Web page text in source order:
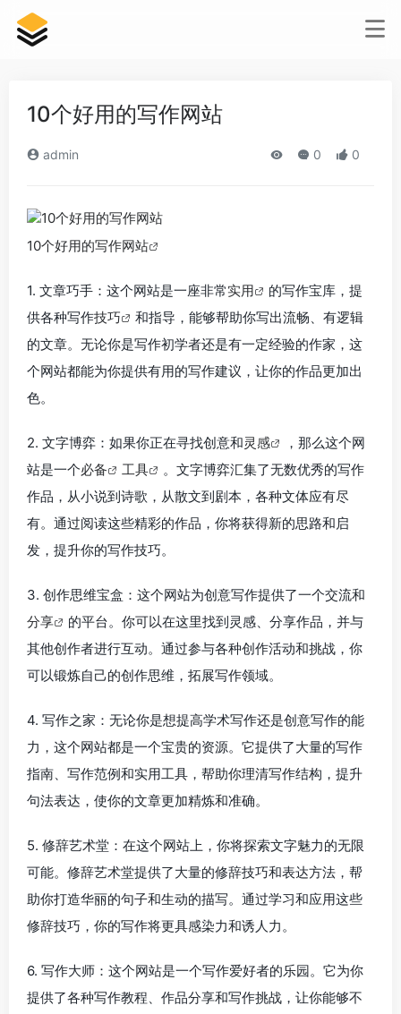
10个好用的写作网站
admin 0 0
10个好用的写作网站
1. 文章巧手：这个网站是一座非常实用
的写作宝库，提
供各种写作技巧
和指导，能够帮助你写出流畅、有逻辑
的文章。无论你是写作初学者还是有一定经验的作家，这
个网站都能为你提供有用的写作建议，让你的作品更加出
色。
2. 文字博弈：如果你正在寻找创意和灵感
，那么这个网
站是一个必备 工具
。文字博弈汇集了无数优秀的写作
作品，从小说到诗歌，从散文到剧本，各种文体应有尽
有。通过阅读这些精彩的作品，你将获得新的思路和启
发，提升你的写作技巧。
3. 创作思维宝盒：这个网站为创意写作提供了一个交流和
分享
的平台。你可以在这里找到灵感、分享作品，并与
其他创作者进行互动。通过参与各种创作活动和挑战，你
可以锻炼自己的创作思维，拓展写作领域。
4. 写作之家：无论你是想提高学术写作还是创意写作的能
力，这个网站都是一个宝贵的资源。它提供了大量的写作
指南、写作范例和实用工具，帮助你理清写作结构，提升
句法表达，使你的文章更加精炼和准确。
5. 修辞艺术堂：在这个网站上，你将探索文字魅力的无限
可能。修辞艺术堂提供了大量的修辞技巧和表达方法，帮
助你打造华丽的句子和生动的描写。通过学习和应用这些
修辞技巧，你的写作将更具感染力和诱人力。
6. 写作大师：这个网站是一个写作爱好者的乐园。它为你
提供了各种写作教程、作品分享和写作挑战，让你能够不